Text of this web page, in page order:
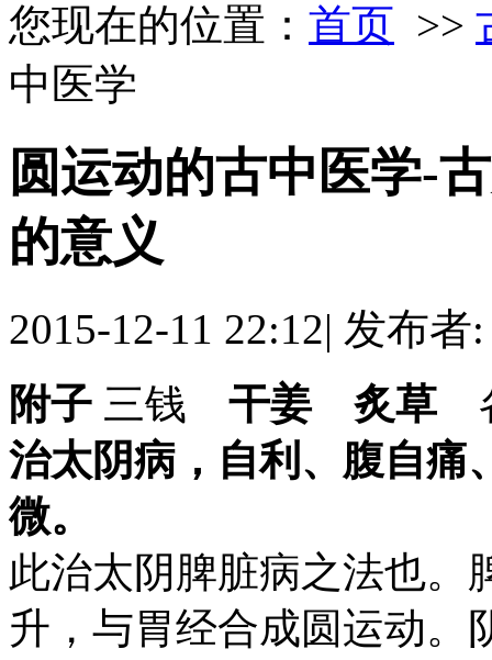
您现在的位置： 首页 >>
中医学
圆运动的古中医学-
的意义
2015-12-11 22:12| 发布者
附子 三钱 干姜 炙草
治太阴病，自利、腹自痛
微。
此治太阴脾脏病之法也。
升，与胃经合成圆运动。